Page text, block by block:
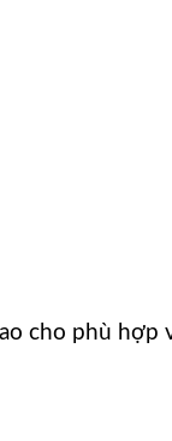
cho phù